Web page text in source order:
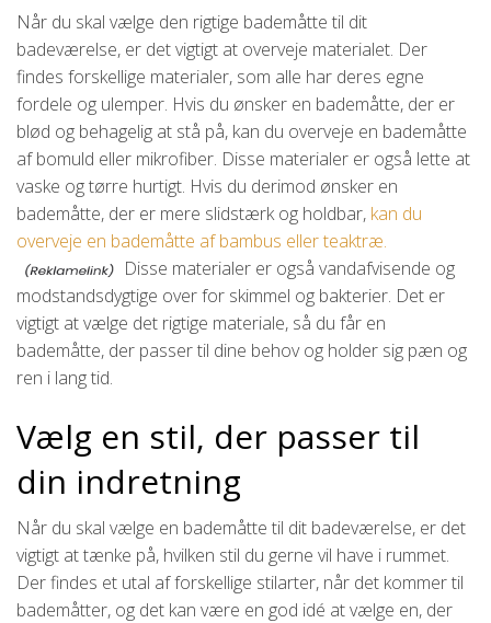
Når du skal vælge den rigtige bademåtte til dit
badeværelse, er det vigtigt at overveje materialet. Der
findes forskellige materialer, som alle har deres egne
fordele og ulemper. Hvis du ønsker en bademåtte, der er
blød og behagelig at stå på, kan du overveje en bademåtte
af bomuld eller mikrofiber. Disse materialer er også lette at
vaske og tørre hurtigt. Hvis du derimod ønsker en
bademåtte, der er mere slidstærk og holdbar, kan du
overveje en bademåtte af bambus eller teaktræ.
Disse materialer er også vandafvisende og
modstandsdygtige over for skimmel og bakterier. Det er
vigtigt at vælge det rigtige materiale, så du får en
bademåtte, der passer til dine behov og holder sig pæn og
ren i lang tid.
Vælg en stil, der passer til
din indretning
Når du skal vælge en bademåtte til dit badeværelse, er det
vigtigt at tænke på, hvilken stil du gerne vil have i rummet.
Der findes et utal af forskellige stilarter, når det kommer til
bademåtter, og det kan være en god idé at vælge en, der